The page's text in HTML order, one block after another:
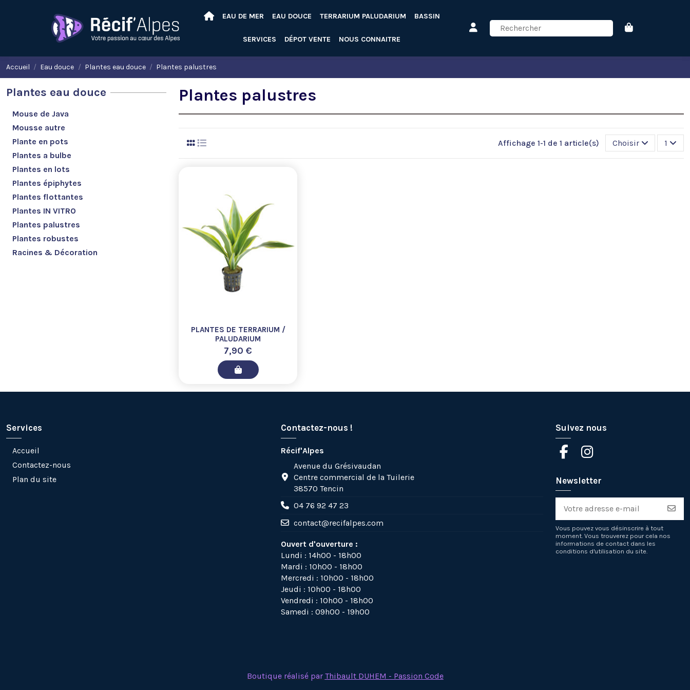
EAU DE MER EAU DOUCE TERRARIUM PALUDARIUM BASSIN
SERVICES DÉPOT VENTE NOUS CONNAITRE
Accueil Eau douce Plantes eau douce Plantes palustres
Plantes palustres
Affichage 1-1 de 1 article(s) Choisir 1
PLANTES DE TERRARIUM /
PALUDARIUM
7,90 €
Plantes eau douce
Mouse de Java
Mousse autre
Plante en pots
Plantes a bulbe
Plantes en lots
Plantes épiphytes
Plantes flottantes
Plantes IN VITRO
Plantes palustres
Plantes robustes
Racines & Décoration
Services
Accueil
Contactez-nous
Plan du site
Contactez-nous !
Récif'Alpes
Avenue du Grésivaudan
Centre commercial de la Tuilerie
38570 Tencin
04 76 92 47 23
contact@recifalpes.com
Ouvert d'ouverture :
Lundi : 14h00 - 18h00
Mardi : 10h00 - 18h00
Mercredi : 10h00 - 18h00
Jeudi : 10h00 - 18h00
Vendredi : 10h00 - 18h00
Samedi : 09h00 - 19h00
Suivez nous
Newsletter
Vous pouvez vous désinscrire à tout
moment. Vous trouverez pour cela nos
informations de contact dans les
conditions d'utilisation du site.
Boutique réalisé par Thibault DUHEM - Passion Code